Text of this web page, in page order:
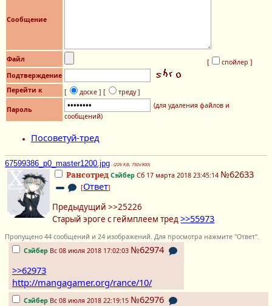
Сообщение
Файл [
спойлер ]
Подтверждение
Перейти к
[ доске ] [ треду ]
Пароль
(для удаления файлов и
сообщений)
Посоветуй-тред
67599386_p0_master1200.jpg - (226 KB, 792x900)
Рансотред Сэйбер Сб 17 марта 2018 23:45:14 №62633
[Ответ]
Предыдущий >>25226
Старый эроге с геймплеем тред>>55973
Пропущено 44 сообщений и 24 изображений. Для просмотра нажмите "Ответ".
Сэйбер Вс 08 июля 2018 17:02:03 №62974
>>62973
http://mangagamer.org/rance/10/
Сэйбер Вс 08 июля 2018 22:19:15 №62976